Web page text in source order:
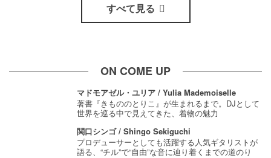
すべて見る
ON COME UP
マドモアゼル・ユリア / Yulia Mademoiselle
著書『きもののとりこ』が生まれるまで。DJとして
世界を巡る中で見えてきた、着物の魅力
関口シンゴ / Shingo Sekiguchi
プロデューサーとしても活躍する人気ギタリストが
語る、“チル”で“自由”な音に辿り着くまでの道のり